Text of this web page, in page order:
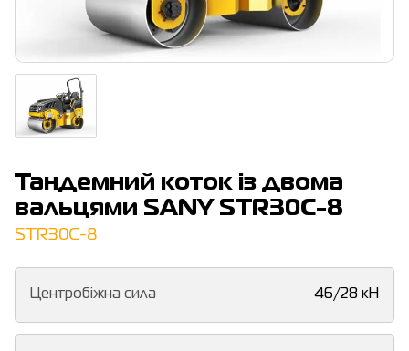
Тандемний коток із двома
вальцями SANY STR30C-8
STR30C-8
Центробіжна сила 46/28 кН